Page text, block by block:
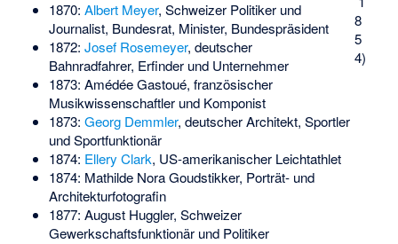
8
5
4)
1870: Albert Meyer, Schweizer Politiker und
Journalist, Bundesrat, Minister, Bundespräsident
1872: Josef Rosemeyer, deutscher
Bahnradfahrer, Erfinder und Unternehmer
1873: Amédée Gastoué, französischer
Musikwissenschaftler und Komponist
1873: Georg Demmler, deutscher Architekt, Sportler
und Sportfunktionär
1874: Ellery Clark, US-amerikanischer Leichtathlet
1874: Mathilde Nora Goudstikker, Porträt- und
Architekturfotografin
1877: August Huggler, Schweizer
Gewerkschaftsfunktionär und Politiker